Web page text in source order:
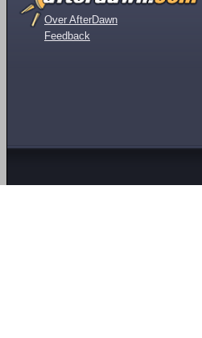
Over AfterDawn
Feedback